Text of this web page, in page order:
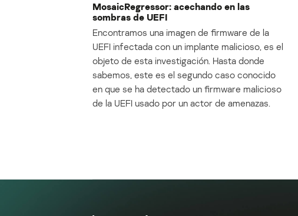
MosaicRegressor: acechando en las
sombras de UEFI
Encontramos una imagen de firmware de la
UEFI infectada con un implante malicioso, es el
objeto de esta investigación. Hasta donde
sabemos, este es el segundo caso conocido
en que se ha detectado un firmware malicioso
de la UEFI usado por un actor de amenazas.